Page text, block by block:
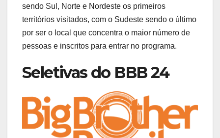
sendo Sul, Norte e Nordeste os primeiros
territórios visitados, com o Sudeste sendo o último
por ser o local que concentra o maior número de
pessoas e inscritos para entrar no programa.
Seletivas do BBB 24